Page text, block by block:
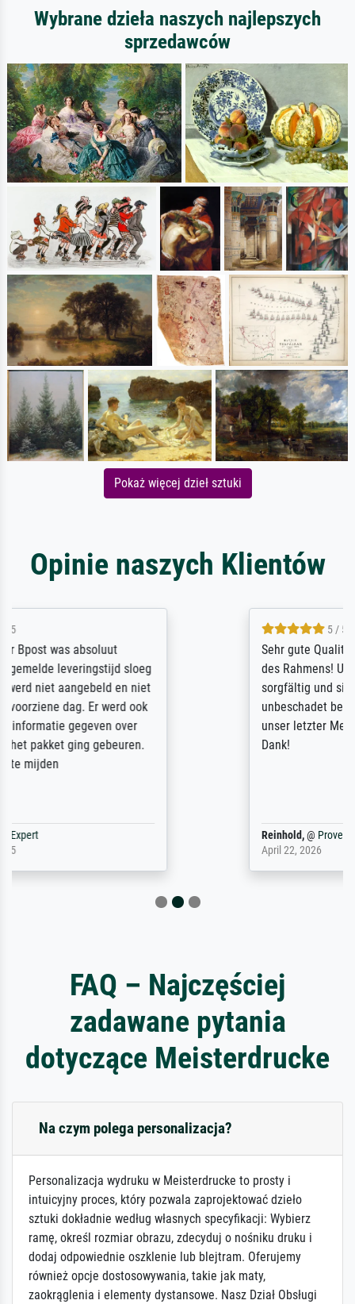
Wybrane dzieła naszych najlepszych
sprzedawców
Pokaż więcej dzieł sztuki
Opinie naszych Klientów
Sehr gute Qualität des Leinwanddrucks und
des Rahmens! Unser Bild wurde sehr
sorgfältig und sicher verpackt, so dass es
unbeschadet bei uns ankam. Es wird nicht
unser letzter Meisterdruck sein. Vielen
Dank!
FAQ – Najczęściej
zadawane pytania
dotyczące Meisterdrucke
Na czym polega personalizacja?
Personalizacja wydruku w Meisterdrucke to prosty i
intuicyjny proces, który pozwala zaprojektować dzieło
sztuki dokładnie według własnych specyfikacji: Wybierz
ramę, określ rozmiar obrazu, zdecyduj o nośniku druku i
dodaj odpowiednie oszklenie lub blejtram. Oferujemy
również opcje dostosowywania, takie jak maty,
zaokrąglenia i elementy dystansowe. Nasz Dział Obsługi